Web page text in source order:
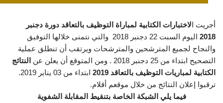
أجريت الاختبارات الكتابية لمباراة التوظيف بالتعاقد دورة دجنبر
2018
اليوم السبت 22 دجنبر 2018 والتي نتمنى خلالها التوفيق
والنجاح لجميع المترشحين والمترشحات ويرتقب أن تنطلق عملية
التصحيح ابتداء من 25 دجنبر 2018 . ومن المتوقع أن يعلن عن
النتائج
الكتابية لمباريات التوظيف بالتعاقد 2019
ابتداء من 03 يناير 2019.
ترقبوا إعلان النتائج من خلال موقعم أقلام.
فيما يلي الشبكة الخاصة بتنقيط المقابلة الشفوية